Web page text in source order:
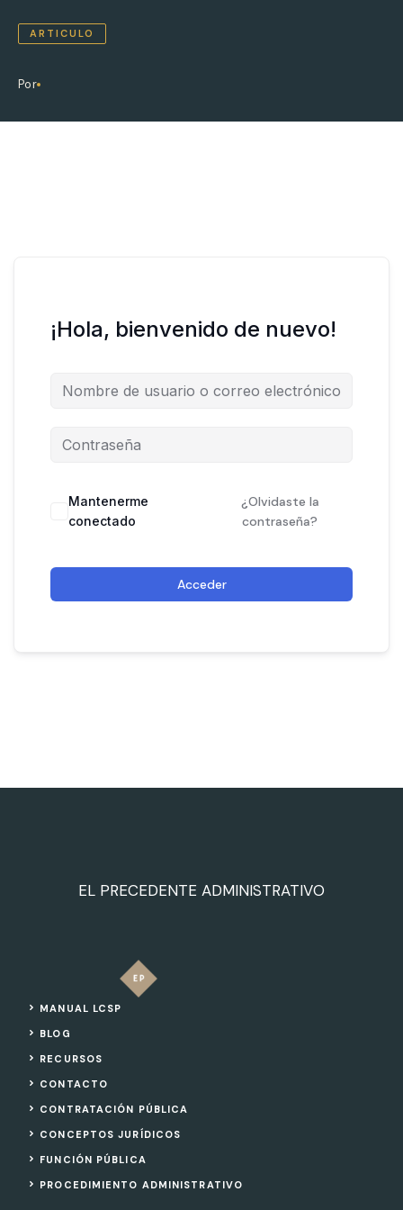
ARTICULO
Por
¡Hola, bienvenido de nuevo!
Mantenerme
conectado
¿Olvidaste la
contraseña?
Acceder
EL PRECEDENTE ADMINISTRATIVO
MANUAL LCSP
BLOG
RECURSOS
CONTACTO
CONTRATACIÓN PÚBLICA
CONCEPTOS JURÍDICOS
FUNCIÓN PÚBLICA
PROCEDIMIENTO ADMINISTRATIVO